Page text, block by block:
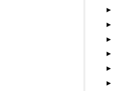
►
►
►
►
►
►